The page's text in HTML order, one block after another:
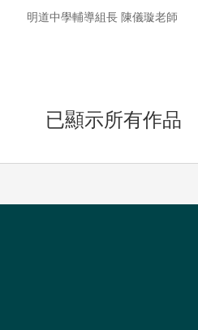
明道中學輔導組長 陳儀璇老師
已顯示所有作品